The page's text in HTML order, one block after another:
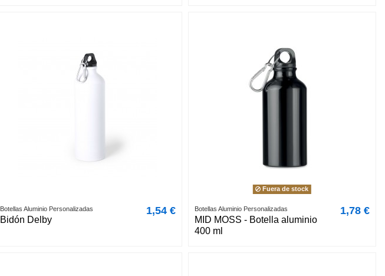
Botellas Aluminio Personalizadas
Bidón Delby
1,54 €
Fuera de stock
Botellas Aluminio Personalizadas
MID MOSS - Botella aluminio
400 ml
1,78 €